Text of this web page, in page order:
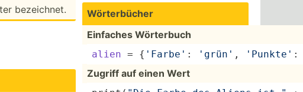
bezeic­hnet.
Wörter­bücher
Einfaches Wörterbuch
alien = { 'Farbe' : 'grün' , 'Punkte'
Zugriff auf einen Wert